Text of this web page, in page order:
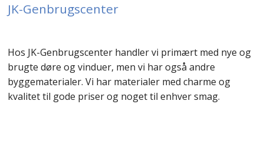
JK-Genbrugscenter
Hos JK-Genbrugscenter handler vi primært med nye og
brugte døre og vinduer, men vi har også andre
byggematerialer. Vi har materialer med charme og
kvalitet til gode priser og noget til enhver smag.